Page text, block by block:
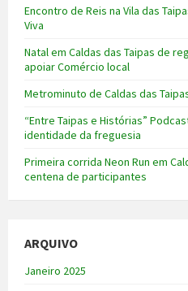
Encontro de Reis na Vila das
Viva
Natal em Caldas das Taipas de
apoiar Comércio local
Metrominuto de Caldas das
“Entre Taipas e Histórias”
identidade da freguesia
Primeira corrida Neon Run em
centena de participantes
ARQUIVO
Janeiro 2025